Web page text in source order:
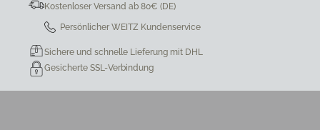
Kostenloser Versand ab 80€ (DE)
Persönlicher WEITZ Kundenservice
Sichere und schnelle Lieferung mit DHL
Gesicherte SSL-Verbindung